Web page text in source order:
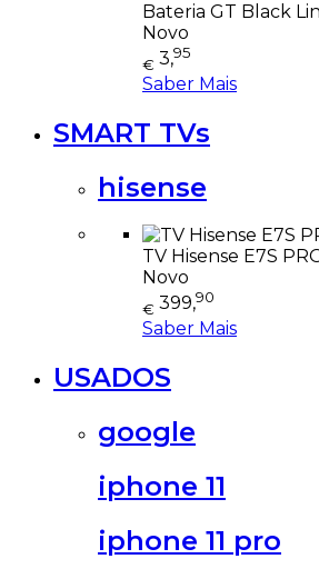
Bateria GT Black
Novo
€ 3,95
Saber Mais
SMART TVs
hisense
TV Hisense E7S
Novo
€ 399,90
Saber Mais
USADOS
google
iphone 11
iphone 11 pro